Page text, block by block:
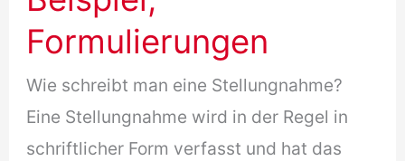
Formulierungen
Wie schreibt man eine Stellungnahme?
Eine Stellungnahme wird in der Regel in
schriftlicher Form verfasst und hat das